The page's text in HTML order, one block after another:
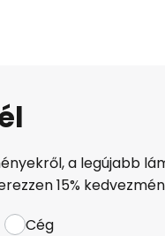
a legújabb
15%
Cég